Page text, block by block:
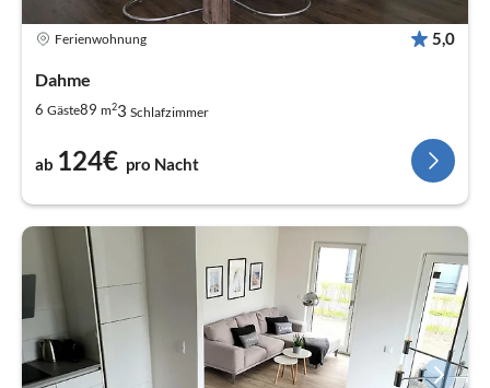
Ferienwohnung 5,0
Dahme
6 Gäste89 m23 Schlafzimmer
ab 124€ pro Nacht